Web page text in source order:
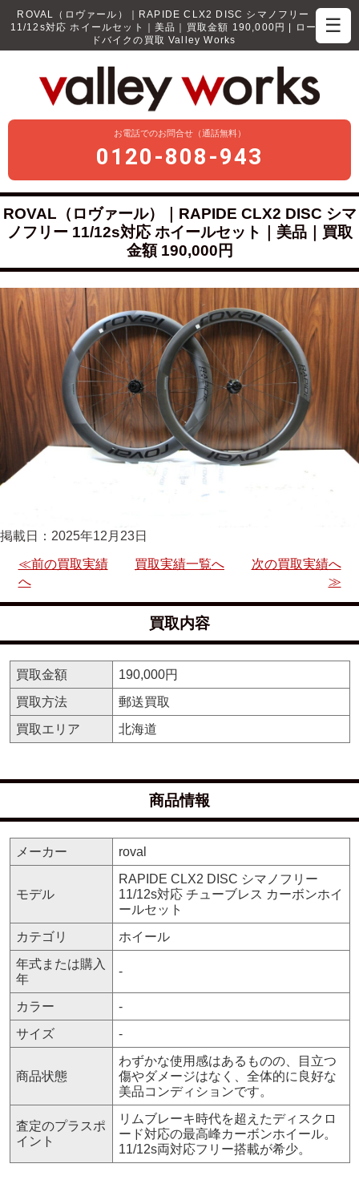
☰
ROVAL（ロヴァール）｜RAPIDE CLX2 DISC シマノフリー
11/12s対応 ホイールセット｜美品｜買取金額 190,000円 | ロー
ドバイクの買取 Valley Works
お電話でのお問合せ（通話無料）
0120-808-943
ROVAL（ロヴァール）｜RAPIDE CLX2 DISC シマ
ノフリー 11/12s対応 ホイールセット｜美品｜買取
金額 190,000円
掲載日：2025年12月23日
≪前の買取実績
へ
買取実績一覧へ
次の買取実績へ
≫
買取内容
買取金額
190,000円
買取方法
郵送買取
買取エリア
北海道
商品情報
メーカー roval
モデル
RAPIDE CLX2 DISC シマノフリー
11/12s対応 チューブレス カーボンホイ
ールセット
カテゴリ
ホイール
年式または購入
年
-
カラー
-
サイズ
-
商品状態
わずかな使用感はあるものの、目立つ
傷やダメージはなく、全体的に良好な
美品コンディションです。
査定のプラスポ
イント
リムブレーキ時代を超えたディスクロ
ード対応の最高峰カーボンホイール。
11/12s両対応フリー搭載が希少。